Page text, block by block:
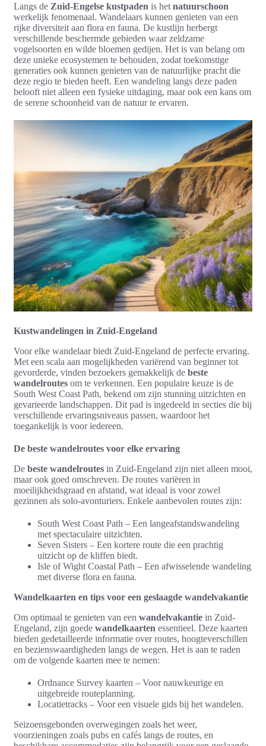
Langs de Zuid-Engelse kustpaden is het natuurschoon
werkelijk fenomenaal. Wandelaars kunnen genieten van een
rijke diversiteit aan flora en fauna. De kustlijn herbergt
verschillende beschermde gebieden waar zeldzame
vogelsoorten en wilde bloemen gedijen. Het is van belang om
deze unieke ecosystemen te behouden, zodat toekomstige
generaties ook kunnen genieten van de natuurlijke pracht die
deze regio te bieden heeft. Een wandeling langs deze paden
belooft niet alleen een fysieke uitdaging, maar ook een kans om
de serene schoonheid van de natuur te ervaren.
Kustwandelingen in Zuid-Engeland
Voor elke wandelaar biedt Zuid-Engeland de perfecte ervaring.
Met een scala aan mogelijkheden variërend van beginner tot
gevorderde, vinden bezoekers gemakkelijk de beste
wandelroutes om te verkennen. Een populaire keuze is de
South West Coast Path, bekend om zijn stunning uitzichten en
gevarieerde landschappen. Dit pad is ingedeeld in secties die bij
verschillende ervaringsniveaus passen, waardoor het
toegankelijk is voor iedereen.
De beste wandelroutes voor elke ervaring
De beste wandelroutes in Zuid-Engeland zijn niet alleen mooi,
maar ook goed omschreven. De routes variëren in
moeilijkheidsgraad en afstand, wat ideaal is voor zowel
gezinnen als solo-avonturiers. Enkele aanbevolen routes zijn:
South West Coast Path – Een langeafstandswandeling
met spectaculaire uitzichten.
Seven Sisters – Een kortere route die een prachtig
uitzicht op de kliffen biedt.
Isle of Wight Coastal Path – Een afwisselende wandeling
met diverse flora en fauna.
Wandelkaarten en tips voor een geslaagde wandelvakantie
Om optimaal te genieten van een wandelvakantie in Zuid-
Engeland, zijn goede wandelkaarten essentieel. Deze kaarten
bieden gedetailleerde informatie over routes, hoogteverschillen
en bezienswaardigheden langs de wegen. Het is aan te raden
om de volgende kaarten mee te nemen:
Ordnance Survey kaarten – Voor nauwkeurige en
uitgebreide routeplanning.
Locatietracks – Voor een visuele gids bij het wandelen.
Seizoensgebonden overwegingen zoals het weer,
voorzieningen zoals pubs en cafés langs de routes, en